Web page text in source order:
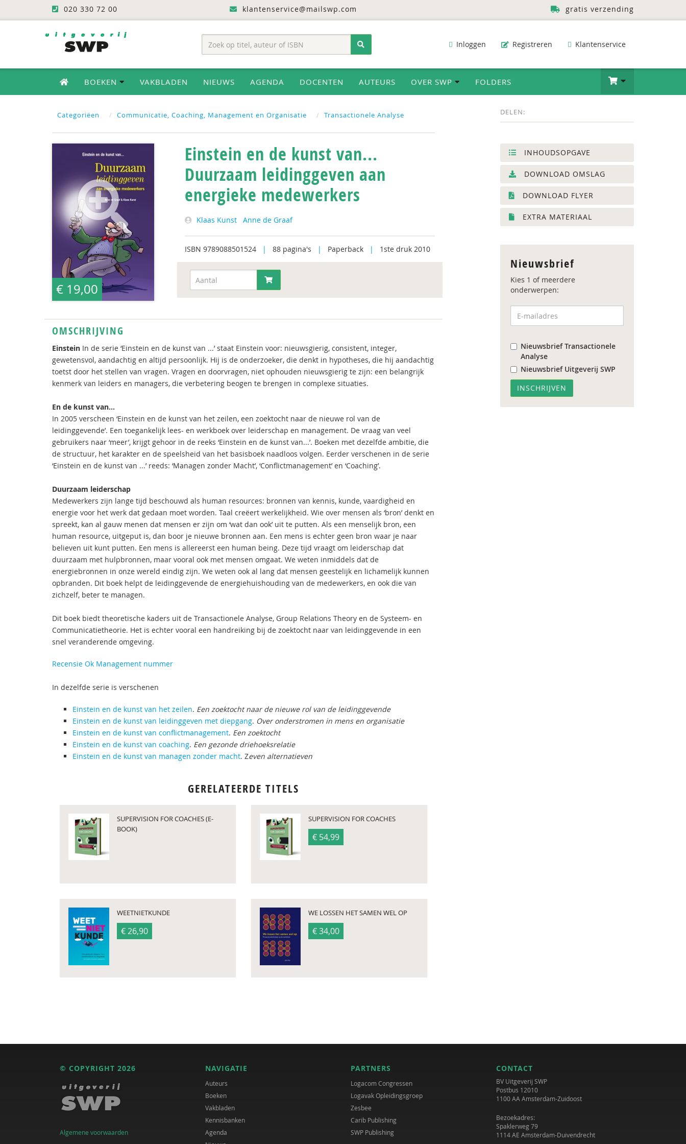
020 330 72 00 klantenservice@mailswp.com gratis verzending
Inloggen Registreren Klantenservice
BOEKEN VAKBLADEN NIEUWS AGENDA DOCENTEN AUTEURS OVER SWP FOLDERS
Categoriëen Communicatie, Coaching, Management en Organisatie Transactionele Analyse DELEN:
€ 19,00
Einstein en de kunst van...
Duurzaam leidinggeven aan
energieke medewerkers
Klaas Kunst Anne de Graaf
ISBN 9789088501524 | 88 pagina's | Paperback | 1ste druk 2010
OMSCHRIJVING
Einstein In de serie ‘Einstein en de kunst van ...’ staat Einstein voor: nieuwsgierig, consistent, integer,
gewetensvol, aandachtig en altijd persoonlijk. Hij is de onderzoeker, die denkt in hypotheses, die hij aandachtig
toetst door het stellen van vragen. Vragen en doorvragen, niet ophouden nieuwsgierig te zijn: een belangrijk
kenmerk van leiders en managers, die verbetering beogen te brengen in complexe situaties.
En de kunst van...
In 2005 verscheen ‘Einstein en de kunst van het zeilen, een zoektocht naar de nieuwe rol van de
leidinggevende’. Een toegankelijk lees- en werkboek over leiderschap en management. De vraag van veel
gebruikers naar ‘meer’, krijgt gehoor in de reeks ‘Einstein en de kunst van...’. Boeken met dezelfde ambitie, die
de structuur, het karakter en de speelsheid van het basisboek naadloos volgen. Eerder verschenen in de serie
‘Einstein en de kunst van ...’ reeds: ‘Managen zonder Macht’, ‘Conflictmanagement’ en ‘Coaching’.
Duurzaam leiderschap
Medewerkers zijn lange tijd beschouwd als human resources: bronnen van kennis, kunde, vaardigheid en
energie voor het werk dat gedaan moet worden. Taal creëert werkelijkheid. Wie over mensen als ‘bron’ denkt en
spreekt, kan al gauw menen dat mensen er zijn om ‘wat dan ook’ uit te putten. Als een menselijk bron, een
human resource, uitgeput is, dan boor je nieuwe bronnen aan. Een mens is echter geen bron waar je naar
believen uit kunt putten. Een mens is allereerst een human being. Deze tijd vraagt om leiderschap dat
duurzaam met hulpbronnen, maar vooral ook met mensen omgaat. We weten inmiddels dat de
energiebronnen in onze wereld eindig zijn. We weten ook al lang dat mensen geestelijk en lichamelijk kunnen
opbranden. Dit boek helpt de leidinggevende de energiehuishouding van de medewerkers, en ook die van
zichzelf, beter te managen.
Dit boek biedt theoretische kaders uit de Transactionele Analyse, Group Relations Theory en de Systeem- en
Communicatietheorie. Het is echter vooral een handreiking bij de zoektocht naar van leidinggevende in een
snel veranderende omgeving.
Recensie Ok Management nummer
In dezelfde serie is verschenen
Einstein en de kunst van het zeilen. Een zoektocht naar de nieuwe rol van de leidinggevende
Einstein en de kunst van leidinggeven met diepgang. Over onderstromen in mens en organisatie
Einstein en de kunst van conflictmanagement. Een zoektocht
Einstein en de kunst van coaching. Een gezonde driehoeksrelatie
Einstein en de kunst van managen zonder macht. Zeven alternatieven
GERELATEERDE TITELS
SUPERVISION FOR COACHES (E-
BOOK)
SUPERVISION FOR COACHES
€ 54,99
WEETNIETKUNDE
€ 26,90
WE LOSSEN HET SAMEN WEL OP
€ 34,00
INHOUDSOPGAVE
DOWNLOAD OMSLAG
DOWNLOAD FLYER
EXTRA MATERIAAL
Nieuwsbrief
Kies 1 of meerdere
onderwerpen:
Nieuwsbrief Transactionele
Analyse
Nieuwsbrief Uitgeverij SWP
© COPYRIGHT 2026
Algemene voorwaarden
NAVIGATIE
Auteurs
Boeken
Vakbladen
Kennisbanken
Agenda
PARTNERS
Logacom Congressen
Logavak Opleidingsgroep
Zesbee
Carib Publishing
SWP Publishing
CONTACT
BV Uitgeverij SWP
Postbus 12010
1100 AA Amsterdam-Zuidoost
Bezoekadres:
Spaklerweg 79
1114 AE Amsterdam-Duivendrecht